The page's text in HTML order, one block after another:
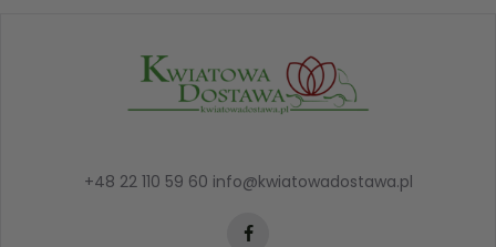
+48 22 110 59 60 info@kwiatowadostawa.pl